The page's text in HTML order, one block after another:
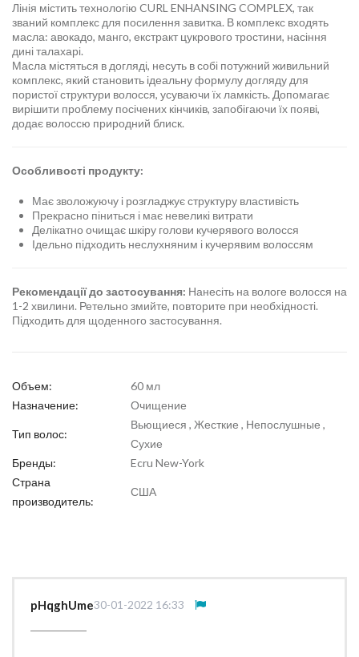
Лінія містить технологію CURL ENHANSING COMPLEX, так
званий комплекс для посилення завитка. В комплекс входять
масла: авокадо, манго, екстракт цукрового тростини, насіння
дині талахарі.
Масла містяться в догляді, несуть в собі потужний живильний
комплекс, який становить ідеальну формулу догляду для
пористої структури волосся, усуваючи їх ламкість. Допомагає
вирішити проблему посічених кінчиків, запобігаючи їх появі,
додає волоссю природний блиск.
Особливості продукту:
Має зволожуючу і розгладжує структуру властивість
Прекрасно піниться і має невеликі витрати
Делікатно очищає шкіру голови кучерявого волосся
Ідельно підходить неслухняним і кучерявим волоссям
Рекомендації до застосування: Нанесіть на вологе волосся на
1-2 хвилини. Ретельно змийте, повторите при необхідності.
Підходить для щоденного застосування.
Объем:
60 мл
Назначение:
Очищение
Тип волос:
Вьющиеся , Жесткие , Непослушные ,
Сухие
Бренды:
Ecru New-York
Страна
производитель:
США
pHqghUme30-01-2022 16:33